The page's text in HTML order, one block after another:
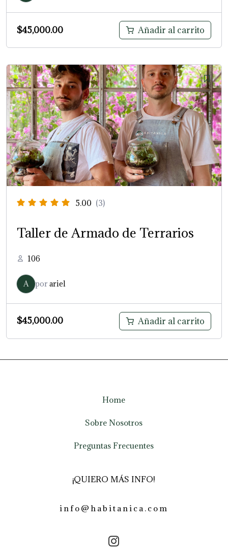
$45,000.00 Añadir al carrito
5.00 (3)
Taller de Armado de Terrarios
106
A por ariel
$45,000.00 Añadir al carrito
Home
Sobre Nosotros
Preguntas Frecuentes
¡QUIERO MÁS INFO!
info@habitanica.com